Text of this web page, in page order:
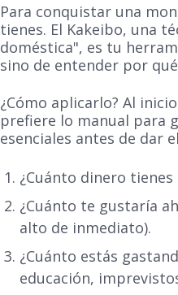
Para conquistar una
tienes. El Kakeibo, una
doméstica", es tu
sino de entender por
¿Cómo aplicarlo? Al
prefiere lo manual para
esenciales antes de dar
¿Cuánto dinero
¿Cuánto te gustaría
alto de inmediato).
¿Cuánto estás
educación,